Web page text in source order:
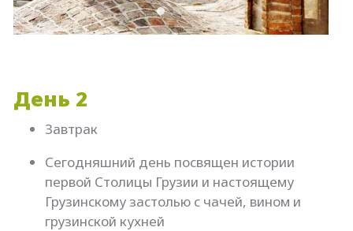
День 2
Завтрак
Сегодняшний день посвящен истории
первой Столицы Грузии и настоящему
Грузинскому застолью с чачей, вином и
грузинской кухней